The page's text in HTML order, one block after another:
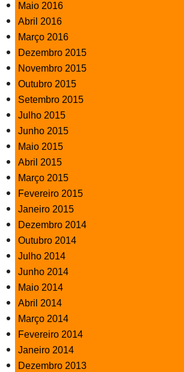
Maio 2016
Abril 2016
Março 2016
Dezembro 2015
Novembro 2015
Outubro 2015
Setembro 2015
Julho 2015
Junho 2015
Maio 2015
Abril 2015
Março 2015
Fevereiro 2015
Janeiro 2015
Dezembro 2014
Outubro 2014
Julho 2014
Junho 2014
Maio 2014
Abril 2014
Março 2014
Fevereiro 2014
Janeiro 2014
Dezembro 2013